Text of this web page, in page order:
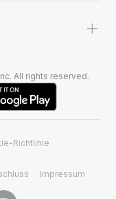
+
All rights reserved.
Richtlinie
Impressum